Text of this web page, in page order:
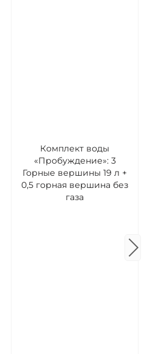
Комплект воды
«Пробуждение»: 3
Горные вершины 19 л +
0,5 горная вершина без
газа